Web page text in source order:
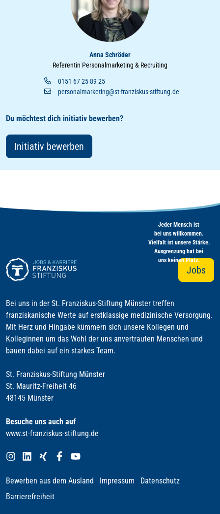
Anna Schröder
Referentin Personalmarketing & Recruiting
0151 67 25 89 25
personalmarketing@st-franziskus-stiftung.de
Du möchtest dich initiativ bewerben?
Initiativ bewerben
Jeder Mensch ist
bei uns willkommen.
Vielfalt ist unsere Stärke.
Ausgrenzung hat bei
uns keinen Platz.
Jobs
Bei uns in der St. Franziskus-Stiftung Münster treffen
franziskanische Werte auf erstklassige medizinische Versorgung.
Mit Herz und Hingabe kümmern sich unsere Kollegen und
Kolleginnen um das Wohl der uns anvertrauten Menschen und
bauen dabei auf ein starkes Team.
St. Franziskus-Stiftung Münster
St. Mauritz-Freiheit 46
48145 Münster
Besuche uns auch auf
www.st-franziskus-stiftung.de
Bewerben aus dem Ausland Impressum
Datenschutz
Barrierefreiheit